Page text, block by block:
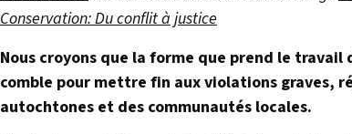
Conservation: Du conflit à justice
Nous croyons que la forme que prend le
comble pour mettre fin aux violations graves,
autochtones et des communautés locales.